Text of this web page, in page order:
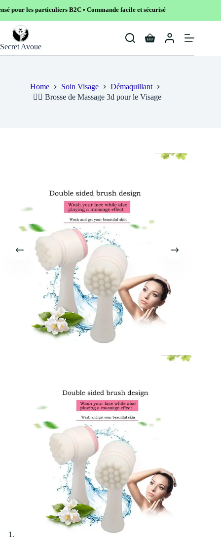
B2C • Commande facile et sécurisé
content
Secret Avoue
Shopping
Home Soin Visage
Démaquillant
💇‍♀️ Brosse de Massage 3d pour le Visage